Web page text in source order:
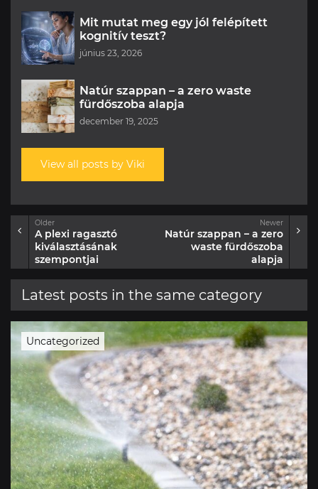
Mit mutat meg egy jól felépített
kognitív teszt?
június 23, 2026
Natúr szappan – a zero waste
fürdőszoba alapja
december 19, 2025
View all posts by Viki
Older
A plexi ragasztó
kiválasztásának
szempontjai
Newer
Natúr szappan – a zero
waste fürdőszoba
alapja
Latest posts in the same category
Uncategorized